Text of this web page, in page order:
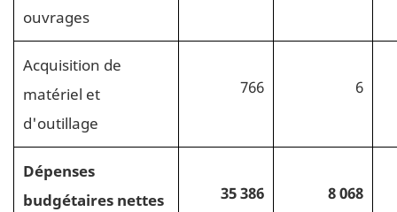
ouvrages
Acquisition de
matériel et
d'outillage
766 6
Dépenses
budgétaires nettes
35 386 8 068